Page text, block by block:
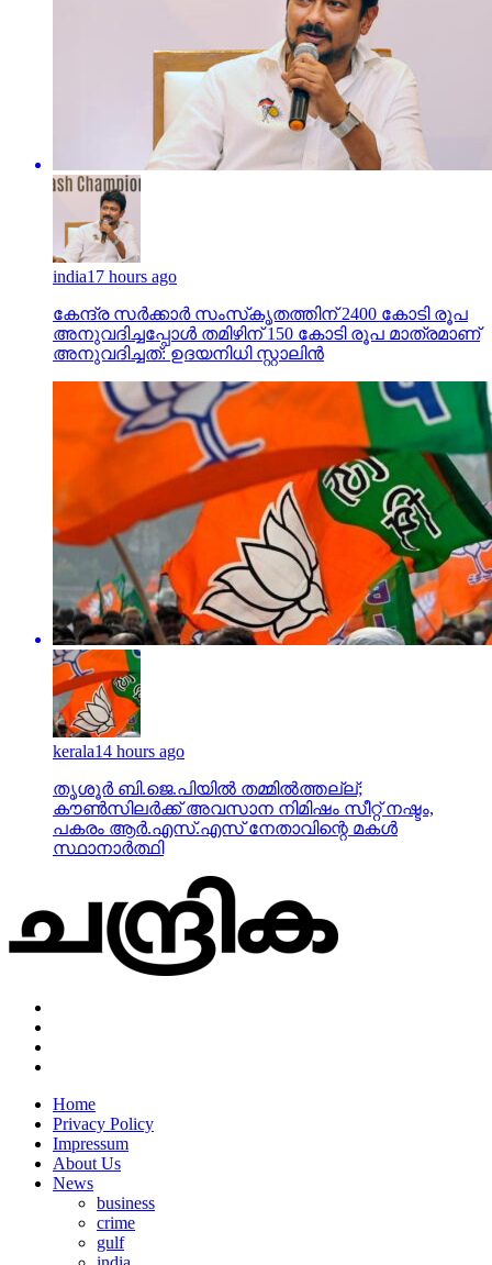
india17 hours ago
കേന്ദ്ര സര്‍ക്കാര്‍ സംസ്‌കൃതത്തിന് 2400 കോടി രൂപ
അനുവദിച്ചപ്പോള്‍ തമിഴിന് 150 കോടി രൂപ മാത്രമാണ്
അനുവദിച്ചത്: ഉദയനിധി സ്റ്റാലിന്‍
kerala14 hours ago
തൃശൂര്‍ ബി.ജെ.പിയില്‍ തമ്മില്‍ത്തല്ല്;
കൗണ്‍സിലര്‍ക്ക് അവസാന നിമിഷം സീറ്റ് നഷ്ടം,
പകരം ആര്‍.എസ്.എസ് നേതാവിന്റെ മകള്‍
സ്ഥാനാര്‍ത്ഥി
Home
Privacy Policy
Impressum
About Us
News
business
crime
gulf